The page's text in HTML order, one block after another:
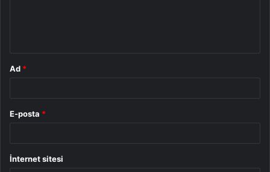
Ad *
E-posta *
İnternet sitesi